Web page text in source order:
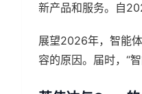
新产品和服务。自
展望2026年，智能
容的原因。届时，“